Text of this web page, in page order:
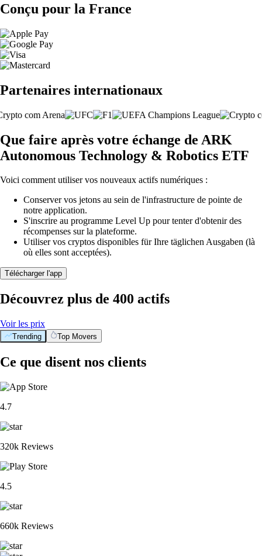
Conçu pour la France
Partenaires internationaux
Que faire après votre échange de ARK
Autonomous Technology & Robotics ETF
Voici comment utiliser vos nouveaux actifs numériques :
Conserver vos jetons au sein de l'infrastructure de pointe de
notre application.
S'inscrire au programme Level Up pour tenter d'obtenir des
récompenses sur la plateforme.
Utiliser vos cryptos disponibles für Ihre täglichen Ausgaben (là
où elles sont acceptées).
Télécharger l'app
Découvrez plus de 400 actifs
Voir les prix
Trending Top Movers
Ce que disent nos clients
4.7
320k Reviews
4.5
660k Reviews